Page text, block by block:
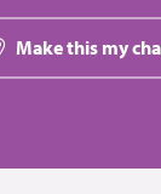
Make this my